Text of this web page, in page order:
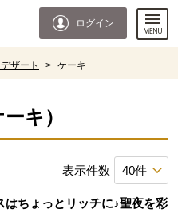
ログイン
ザート > ケーキ
ーキ）
表示件数
はちょっとリッチに♪聖夜を彩